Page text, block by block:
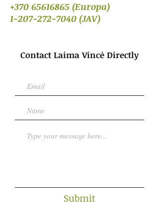
+370 65616865 (Europa)
1-207-272-7040 (JAV)
Contact Laima Vincė Directly
Submit